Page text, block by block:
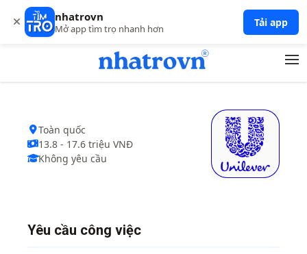
nhatrovn
Mở app tìm trọ nhanh hơn Tải app
Đại diện thương mai (SALE REP) tại siêu…
Công ty UNILEVER
Toàn quốc
13.8 - 17.6 triệu VNĐ
Không yêu cầu
Yêu cầu công việc